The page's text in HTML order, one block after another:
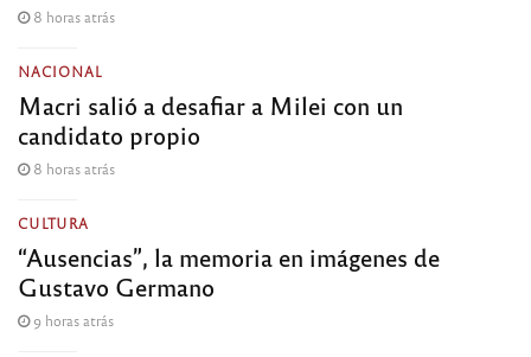
8 horas atrás
NACIONAL
Macri salió a desafiar a Milei con un
candidato propio
8 horas atrás
CULTURA
“Ausencias”, la memoria en imágenes de
Gustavo Germano
9 horas atrás